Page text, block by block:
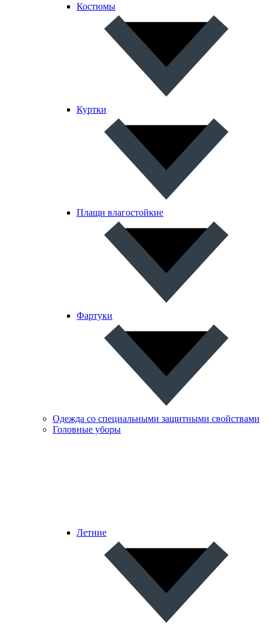
Костюмы
Куртки
Плащи влагостойкие
Фартуки
Одежда со специальными защитными свойствами
Головные уборы
Летние